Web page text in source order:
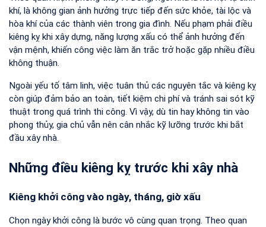
khí, là không gian ảnh hưởng trực tiếp đến sức khỏe, tài lộc và
hòa khí của các thành viên trong gia đình. Nếu phạm phải điều
kiêng kỵ khi xây dựng, năng lượng xấu có thể ảnh hưởng đến
vận mệnh, khiến công việc làm ăn trắc trở hoặc gặp nhiều điều
không thuận.
Ngoài yếu tố tâm linh, việc tuân thủ các nguyên tắc và kiêng kỵ
còn giúp đảm bảo an toàn, tiết kiệm chi phí và tránh sai sót kỹ
thuật trong quá trình thi công. Vì vậy, dù tin hay không tin vào
phong thủy, gia chủ vẫn nên cân nhắc kỹ lưỡng trước khi bắt
đầu xây nhà.
Những điều kiêng kỵ trước khi xây nhà
Kiêng khởi công vào ngày, tháng, giờ xấu
Chọn ngày khởi công là bước vô cùng quan trọng. Theo quan